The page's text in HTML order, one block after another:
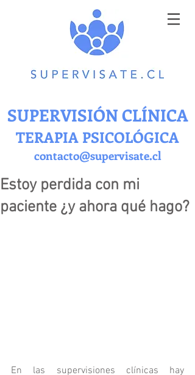
SUPERVISIÓN CLÍNICA
TERAPIA PSICOLÓGICA
contacto@supervisate.cl
Estoy perdida con mi
paciente ¿y ahora qué hago?
En las supervisiones clínicas hay